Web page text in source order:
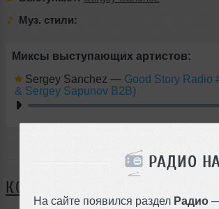
РАДИО НА
На сайте появился раздел Радио
Муз. стили:
Миксы выступающих артистов:
Sergey Sanchez — Good Story Radio
& Sergey Sapunov B2B)
Я ПОЙДУ
КОММЕНТАРИИ